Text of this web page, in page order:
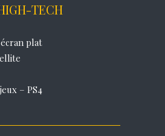
TECH
plat
– PS4